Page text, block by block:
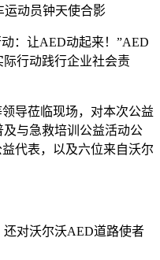
运动员钟天使合影
：让AED动起来！”AED
行动践行企业社会责
导莅临现场，对本次公益
与急救培训公益活动公
代表，以及六位来自沃尔
对沃尔沃AED道路使者